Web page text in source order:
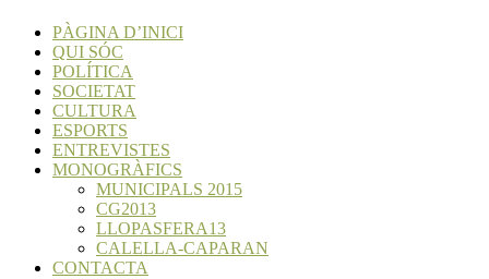
PÀGINA D’INICI
QUI SÓC
POLÍTICA
SOCIETAT
CULTURA
ESPORTS
ENTREVISTES
MONOGRÀFICS
MUNICIPALS 2015
CG2013
LLOPASFERA13
CALELLA-CAPARAN
CONTACTA